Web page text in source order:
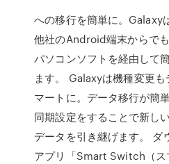
への移行を簡単に。Galaxy
他社のAndroid端末からで
パソコンソフトを経由して
ます。 Galaxyは機種変更
マートに。データ移行が簡
同期設定をすることで新し
データを引き継げます。 ダ
アプリ「Smart Switch（ス